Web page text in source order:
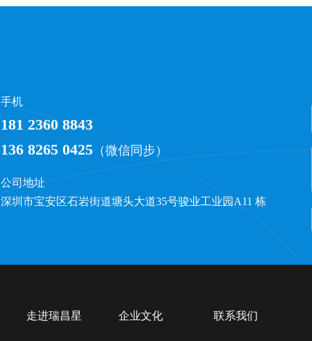
手机
181 2360 8843
136 8265 0425（微信同步）
公司地址
深圳市宝安区石岩街道塘头大道35号骏业工业园A11 栋
走进瑞昌星 企业文化 联系我们